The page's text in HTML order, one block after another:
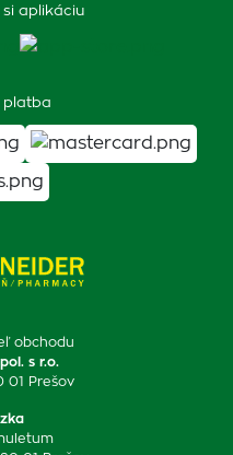
obchodu
s r.o.
01 Prešov
si aplikáciu
platba